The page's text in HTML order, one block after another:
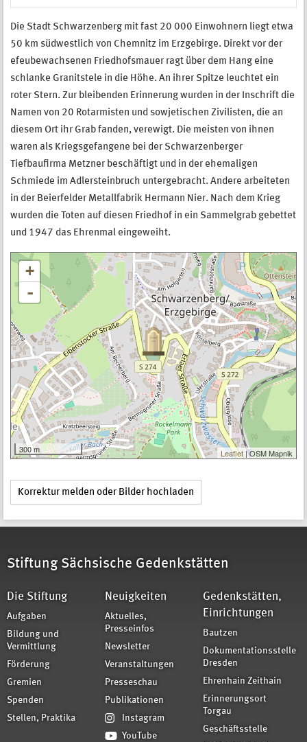
Die Stadt Schwarzenberg mit fast 20 000 Einwohnern liegt etwa
50 km südwestlich von Chemnitz im Erzgebirge. Direkt vor der
efeubewachsenen Friedhofsmauer ragt über dem Hang eine
schlanke Granitstele in die Höhe. An ihrer Spitze leuchtet ein
roter Stern. Zur bleibenden Erinnerung wurden in der Inschrift die
Namen von 20 Rotarmisten und sowjetischen Zivilisten, die an
diesem Ort ihr Grab fanden, verewigt. Die meisten von ihnen
waren als Kriegsgefangene bei der Schwarzenberger
Tiefbauﬁrma Metzner beschäftigt und in der ehemaligen
Schmiede im Adlersteinbruch untergebracht. Andere arbeiteten
in der Beierfelder Metallfabrik Hermann Nier. Nach dem Krieg
wurden die Toten auf diesen Friedhof in ein Sammelgrab gebettet
und 1947 das Ehrenmal eingeweiht.
+
-
300 m Leaflet | OSM Mapnik
Korrektur melden oder Bilder hochladen
Stiftung Sächsische Gedenkstätten
Die Stiftung
Aufgaben
Bildung und
Vermittlung
Förderung
Gremien
Spenden
Stellen, Praktika
Neuigkeiten
Aktuelles,
Presseinfos
Newsletter
Veranstaltungen
Presseschau
Publikationen
Instagram
YouTube
Gedenkstätten,
Einrichtungen
Bautzen
Dokumentationsstelle
Dresden
Ehrenhain Zeithain
Erinnerungsort
Torgau
Geschäftsstelle